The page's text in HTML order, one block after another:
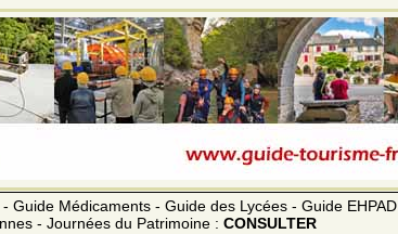
Médicaments - Guide des Lycées - Guide EHPAD
- Journées du Patrimoine : CONSULTER